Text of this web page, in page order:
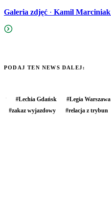
Galeria zdjęć · Kamil Marciniak
PODAJ TEN NEWS DALEJ:
#Lechia Gdańsk #Legia Warszawa
#zakaz wyjazdowy #relacja z trybun